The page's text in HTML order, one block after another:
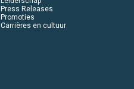
Press Releases
Promoties
Carrières en cultuur